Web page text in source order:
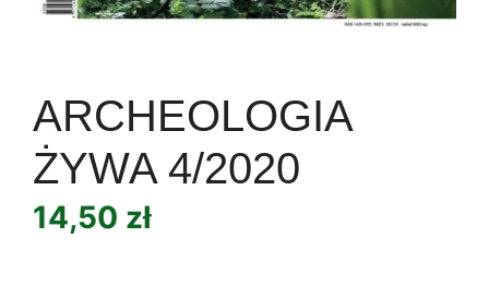
ARCHEOLOGIA
ŻYWA 4/2020
14,50 zł